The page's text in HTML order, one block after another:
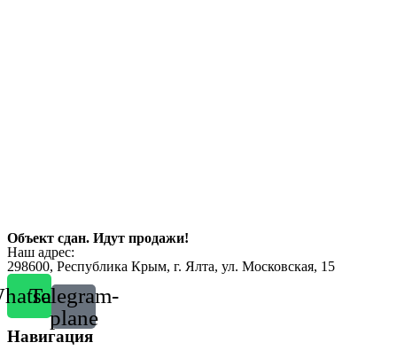
Объект сдан. Идут продажи!
Наш адрес:
298600, Республика Крым, г. Ялта, ул. Московская, 15
Telegram-
plane
Навигация